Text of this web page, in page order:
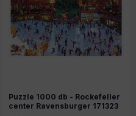
Puzzle 1000 db - Rockefeller
center Ravensburger 171323